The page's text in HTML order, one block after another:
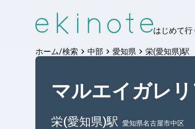
はじめて
ホーム/検索 中部 愛知県 栄(愛知県)駅
マルエイガレ
栄(愛知県)駅
愛知県名古屋市中区